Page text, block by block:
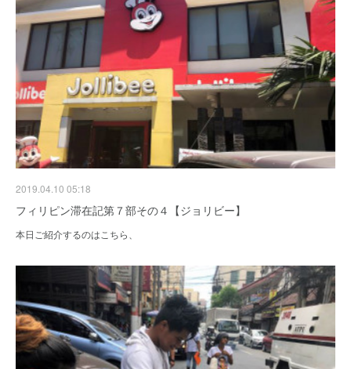
2019.04.10 05:18
フィリピン滞在記第７部その４【ジョリビー】
本日ご紹介するのはこちら、